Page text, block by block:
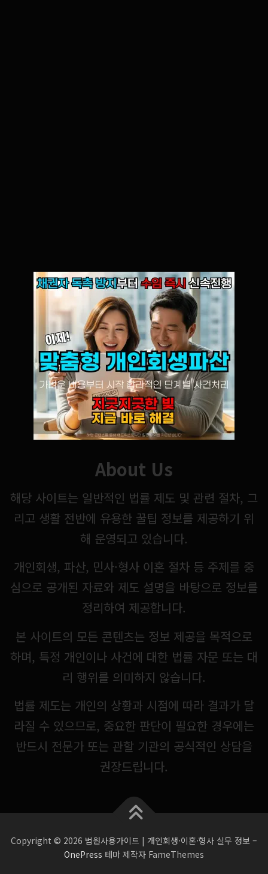
About Us
해당 사이트는 일반적인 법률 제도 및 관련 절차, 그
리고 생활 전반에 유용한 꿀팁 정보를 제공하기 위
해 운영되고 있습니다.
개인회생, 파산, 민사·형사 이혼 절차 등 주제를 중
심으로 공개된 자료와 제도 설명을 바탕으로 정보를
정리하여 제공합니다.
본 사이트의 모든 콘텐츠는 정보 제공을 목적으로
하며, 특정 개인이나 사건에 대한 법률 자문 또는 대
리 행위를 의미하지 않습니다.
법률 제도는 개인의 상황과 시점에 따라 결과가 달
라질 수 있으므로, 중요한 판단이 필요한 경우에는
반드시 전문가 또는 관할 기관의 공식적인 상담을
권장드립니다.
Copyright © 2026 법원사용가이드 | 개인회생·이혼·형사 실무 정보 –
OnePress 테마 제작자 FameThemes